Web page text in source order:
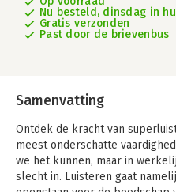
Nu besteld, dinsdag in
Gratis verzonden
Past door de brievenbus
Samenvatting
Ontdek de kracht van
meest onderschatte
we het kunnen, maar in
slecht in. Luisteren gaat